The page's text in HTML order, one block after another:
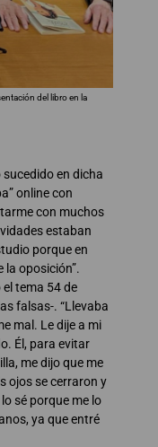
del libro en la
en dicha
online con
con muchos
estaban
porque en
la oposición”.
tema 54 de
falsas-. “Llevaba
mal. Le dije a mi
Él, para evitar
me dijo que me
ojos se cerraron y
sé porque me lo
ya que entré